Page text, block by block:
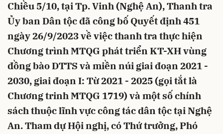
Chiều 5/10, tại Tp. Vinh (Nghệ An), Thanh tra
Ủy ban Dân tộc đã công bố Quyết định 451
ngày 26/9/2023 về việc thanh tra thực hiện
Chương trình MTQG phát triển KT-XH vùng
đồng bào DTTS và miền núi giai đoạn 2021 -
2030, giai đoạn I: Từ 2021 - 2025 (gọi tắt là
Chương trinh MTQG 1719) và một số chính
sách thuộc lĩnh vực công tác dân tộc tại Nghệ
An. Tham dự Hội nghị, có Thứ trưởng, Phó